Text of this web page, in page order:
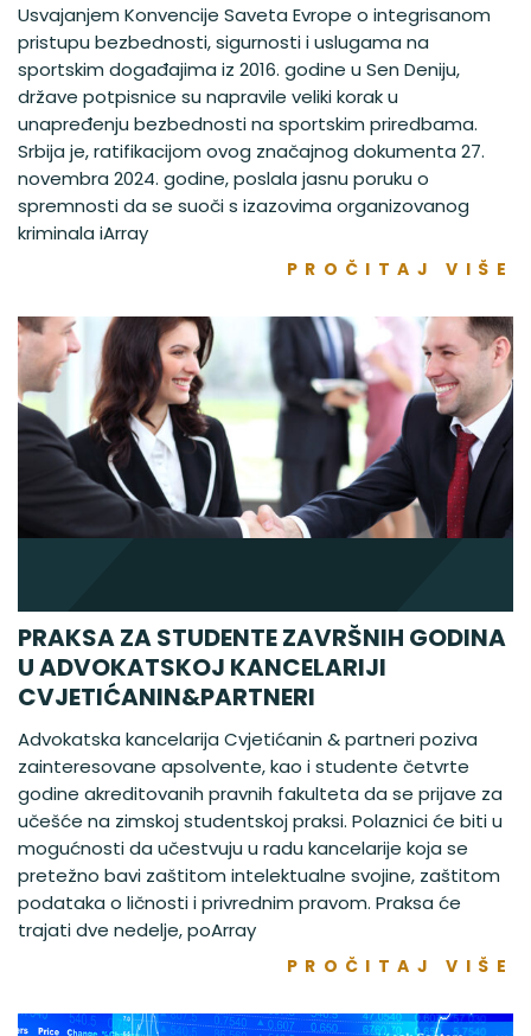
Usvajanjem Konvencije Saveta Evrope o integrisanom
pristupu bezbednosti, sigurnosti i uslugama na
sportskim događajima iz 2016. godine u Sen Deniju,
države potpisnice su napravile veliki korak u
unapređenju bezbednosti na sportskim priredbama.
Srbija je, ratifikacijom ovog značajnog dokumenta 27.
novembra 2024. godine, poslala jasnu poruku o
spremnosti da se suoči s izazovima organizovanog
kriminala iArray
PROČITAJ VIŠE
PRAKSA ZA STUDENTE ZAVRŠNIH GODINA
U ADVOKATSKOJ KANCELARIJI
CVJETIĆANIN&PARTNERI
Advokatska kancelarija Cvjetićanin & partneri poziva
zainteresovane apsolvente, kao i studente četvrte
godine akreditovanih pravnih fakulteta da se prijave za
učešće na zimskoj studentskoj praksi. Polaznici će biti u
mogućnosti da učestvuju u radu kancelarije koja se
pretežno bavi zaštitom intelektualne svojine, zaštitom
podataka o ličnosti i privrednim pravom. Praksa će
trajati dve nedelje, poArray
PROČITAJ VIŠE